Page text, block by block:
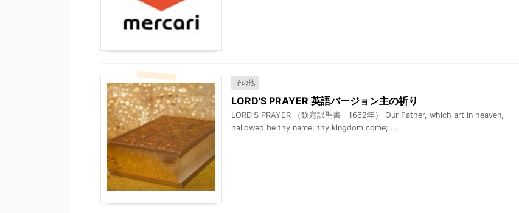
その他
LORD'S PRAYER 英語バージョン主の祈り
LORD'S PRAYER （欽定訳聖書 1662年） Our Father, which art in heaven,
hallowed be thy name; thy kingdom come; ...